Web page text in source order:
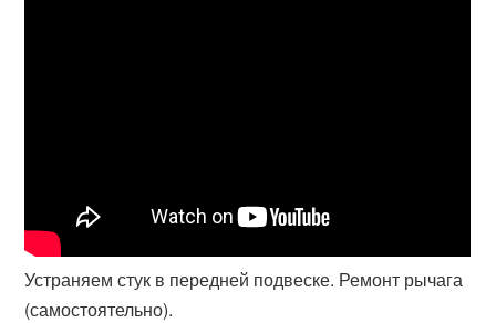
Устраняем стук в передней подвеске. Ремонт рычага
(самостоятельно).